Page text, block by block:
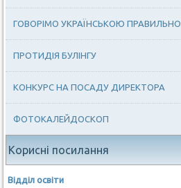
ГОВОРІМО УКРАЇНСЬКОЮ ПРАВИЛЬНО
ПРОТИДІЯ БУЛІНГУ
КОНКУРС НА ПОСАДУ ДИРЕКТОРА
ФОТОКАЛЕЙДОСКОП
Корисні посилання
Відділ освіти